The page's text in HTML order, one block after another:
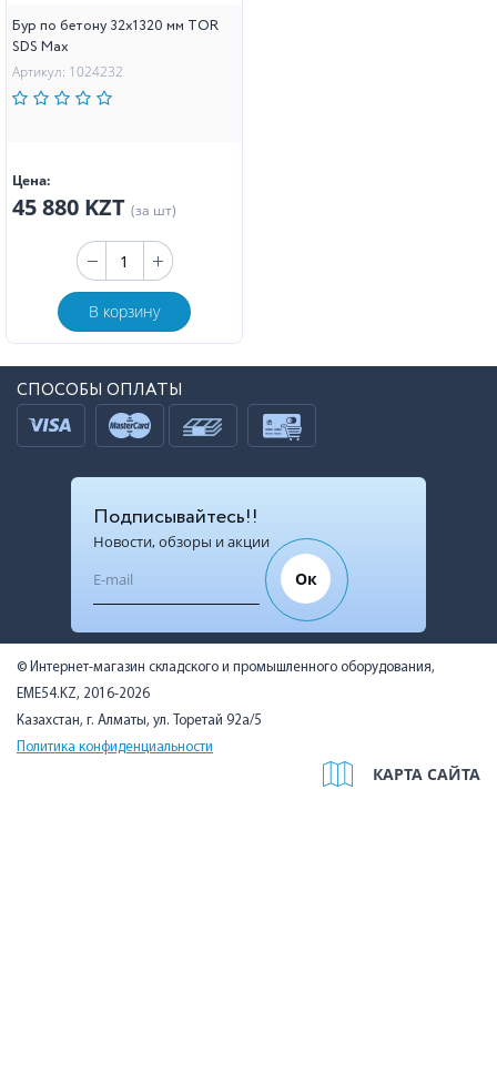
Бур по бетону 32х1320 мм TOR
SDS Max
Артикул: 1024232
Цена:
45 880 KZT (за шт)
В корзину
СПОСОБЫ ОПЛАТЫ
Подписывайтесь!!
Новости, обзоры и акции
Ок
© Интернет-магазин складского и промышленного оборудования,
EME54.KZ, 2016-2026
Казахстан, г. Алматы, ул. Торетай 92а/5
Политика конфиденциальности
КАРТА САЙТА